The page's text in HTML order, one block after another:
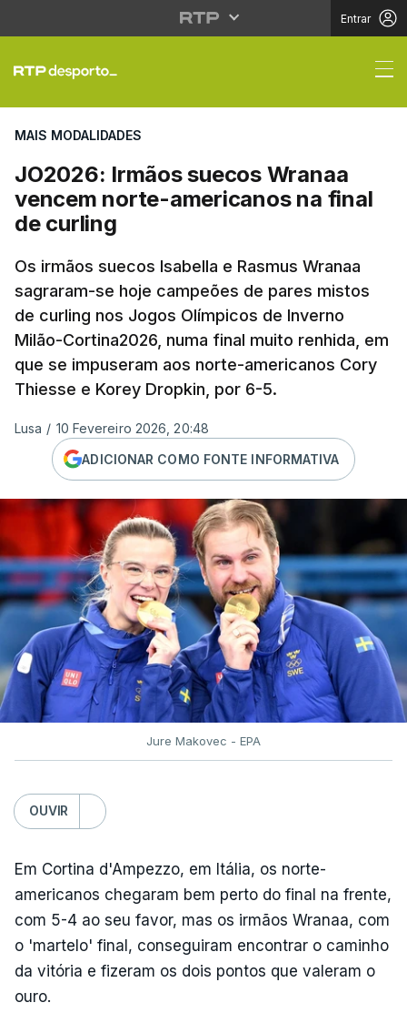
Entrar
JO2026: Irmãos
MAIS MODALIDADES
JO2026: Irmãos suecos Wranaa
vencem norte-americanos na final
de curling
Os irmãos suecos Isabella e Rasmus Wranaa
sagraram-se hoje campeões de pares mistos
de curling nos Jogos Olímpicos de Inverno
Milão-Cortina2026, numa final muito renhida, em
que se impuseram aos norte-americanos Cory
Thiesse e Korey Dropkin, por 6-5.
Lusa / 10 Fevereiro 2026, 20:48
ADICIONAR COMO FONTE INFORMATIVA
Jure Makovec - EPA
OUVIR
Em Cortina d'Ampezzo, em Itália, os norte-
americanos chegaram bem perto do final na frente,
com 5-4 ao seu favor, mas os irmãos Wranaa, com
o 'martelo' final, conseguiram encontrar o caminho
da vitória e fizeram os dois pontos que valeram o
ouro.